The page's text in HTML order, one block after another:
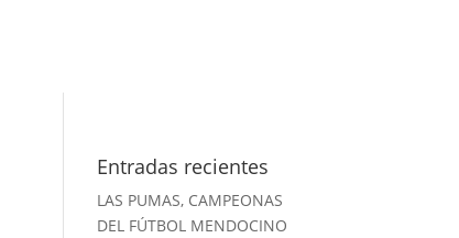
Entradas recientes
LAS PUMAS, CAMPEONAS
DEL FÚTBOL MENDOCINO